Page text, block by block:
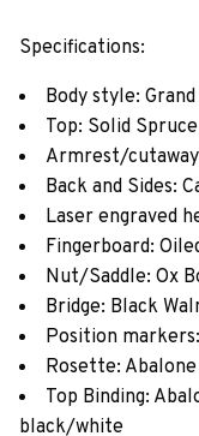
Specifications:
Body style:
Top: Solid
Armrest/
Back and Sides:
Laser engraved
Fingerboard:
Nut/Saddle: Ox
Bridge: Black
Position
Rosette:
Top Binding:
black/white